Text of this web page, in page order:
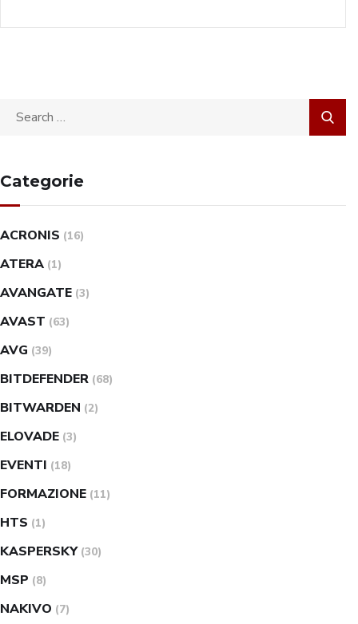
Categorie
ACRONIS (16)
ATERA (1)
AVANGATE (3)
AVAST (63)
AVG (39)
BITDEFENDER (68)
BITWARDEN (2)
ELOVADE (3)
EVENTI (18)
FORMAZIONE (11)
HTS (1)
KASPERSKY (30)
MSP (8)
NAKIVO (7)